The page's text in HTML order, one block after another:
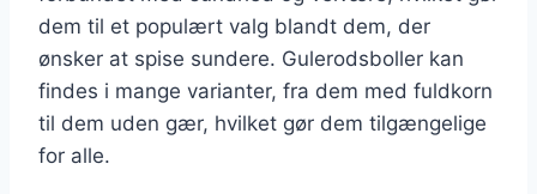
dem til et populært valg blandt dem, der
ønsker at spise sundere. Gulerodsboller kan
findes i mange varianter, fra dem med fuldkorn
til dem uden gær, hvilket gør dem tilgængelige
for alle.